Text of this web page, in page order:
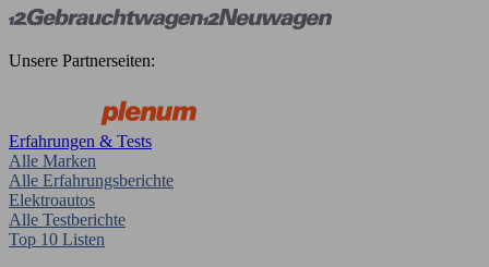
Unsere Partnerseiten:
Erfahrungen & Tests
Alle Marken
Alle Erfahrungsberichte
Elektroautos
Alle Testberichte
Top 10 Listen